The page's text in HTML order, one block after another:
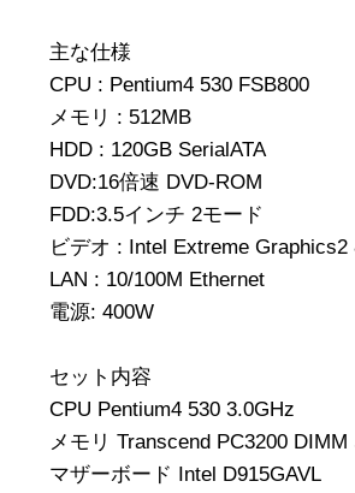
主な仕様
CPU : Pentium4 530 FSB800
メモリ : 512MB
HDD : 120GB SerialATA
DVD:16倍速 DVD-ROM
FDD:3.5インチ 2モード
ビデオ : Intel Extreme
LAN : 10/100M Ethernet
電源: 400W
セット内容
CPU Pentium4 530 3.0GHz
メモリ Transcend PC3200 DIMM
マザーボード Intel D915GAVL